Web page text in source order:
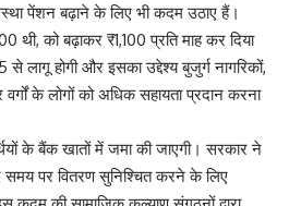
पेंशन बढ़ाने के लिए भी कदम उठाए हैं।
थी, को बढ़ाकर ₹1,100 प्रति माह कर दिया
से लागू होगी और इसका उद्देश्य बुजुर्ग नागरिकों,
के लोगों को अधिक सहायता प्रदान करना
के बैंक खातों में जमा की जाएगी। सरकार ने
पर वितरण सुनिश्चित करने के लिए